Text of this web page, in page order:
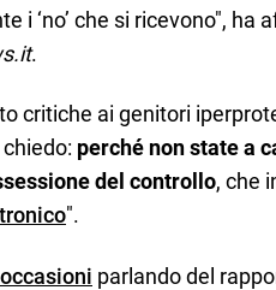
i ‘no’ che si ricevono", ha
.
critiche ai genitori
perché non state a
del controllo, che
".
parlando del